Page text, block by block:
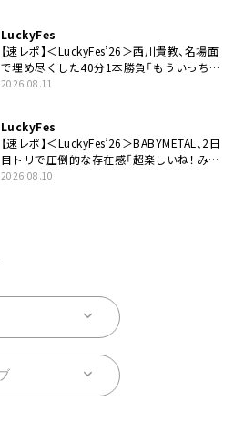
LuckyFes
【速レポ】＜LuckyFes’26＞西川貴教、名場面
で埋め尽くした40分1本勝負「もういっちょ
暴れていいですか？」
2026.08.11
LuckyFes
【速レポ】＜LuckyFes’26＞BABYMETAL、2日
目トリで圧倒的な存在感「超楽しいね！ みん
なありがとう！」
2026.08.10